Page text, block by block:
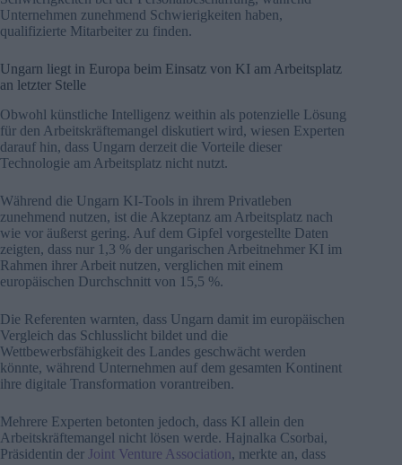
Unternehmen zunehmend Schwierigkeiten haben,
qualifizierte Mitarbeiter zu finden.
Ungarn liegt in Europa beim Einsatz von KI am Arbeitsplatz
an letzter Stelle
Obwohl künstliche Intelligenz weithin als potenzielle Lösung
für den Arbeitskräftemangel diskutiert wird, wiesen Experten
darauf hin, dass Ungarn derzeit die Vorteile dieser
Technologie am Arbeitsplatz nicht nutzt.
Während die Ungarn KI-Tools in ihrem Privatleben
zunehmend nutzen, ist die Akzeptanz am Arbeitsplatz nach
wie vor äußerst gering. Auf dem Gipfel vorgestellte Daten
zeigten, dass nur 1,3 % der ungarischen Arbeitnehmer KI im
Rahmen ihrer Arbeit nutzen, verglichen mit einem
europäischen Durchschnitt von 15,5 %.
Die Referenten warnten, dass Ungarn damit im europäischen
Vergleich das Schlusslicht bildet und die
Wettbewerbsfähigkeit des Landes geschwächt werden
könnte, während Unternehmen auf dem gesamten Kontinent
ihre digitale Transformation vorantreiben.
Mehrere Experten betonten jedoch, dass KI allein den
Arbeitskräftemangel nicht lösen werde. Hajnalka Csorbai,
Präsidentin der Joint Venture Association, merkte an, dass